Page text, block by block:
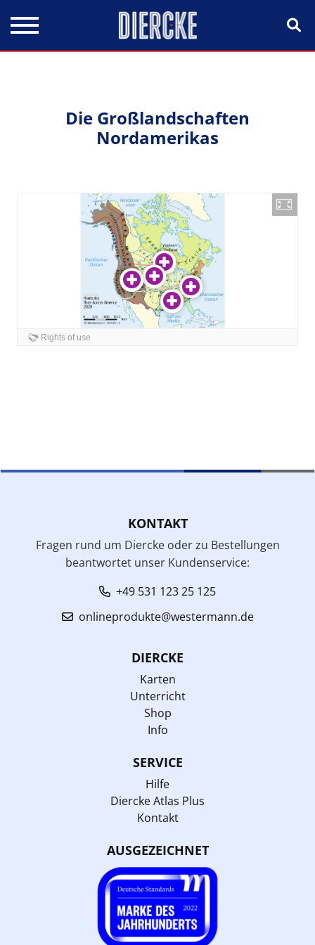
Die Großlandschaften
Nordamerikas
KONTAKT
Fragen rund um Diercke oder zu Bestellungen
beantwortet unser Kundenservice:
+49 531 123 25 125
onlineprodukte@westermann.de
DIERCKE
Karten
Unterricht
Shop
Info
SERVICE
Hilfe
Diercke Atlas Plus
Kontakt
AUSGEZEICHNET